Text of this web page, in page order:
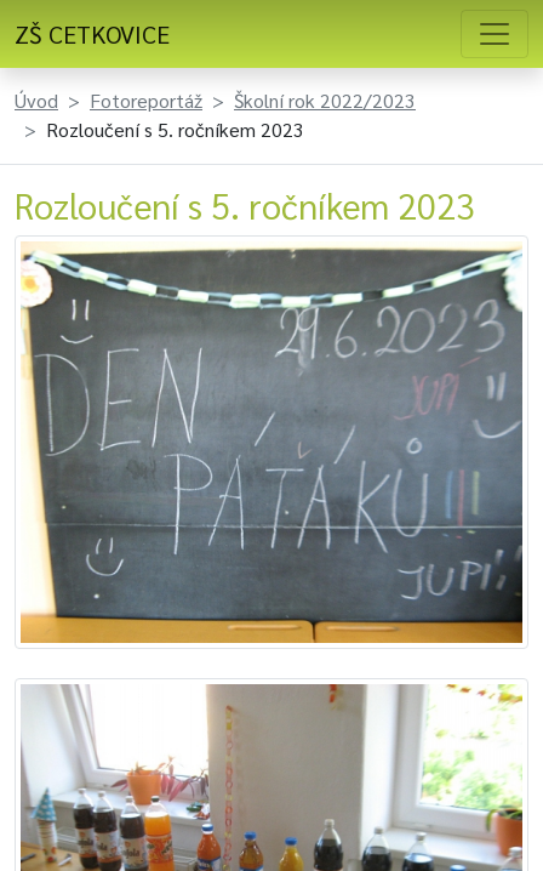
ZŠ CETKOVICE
Úvod Fotoreportáž
Školní rok 2022/2023
Rozloučení s 5. ročníkem 2023
Rozloučení s 5. ročníkem 2023